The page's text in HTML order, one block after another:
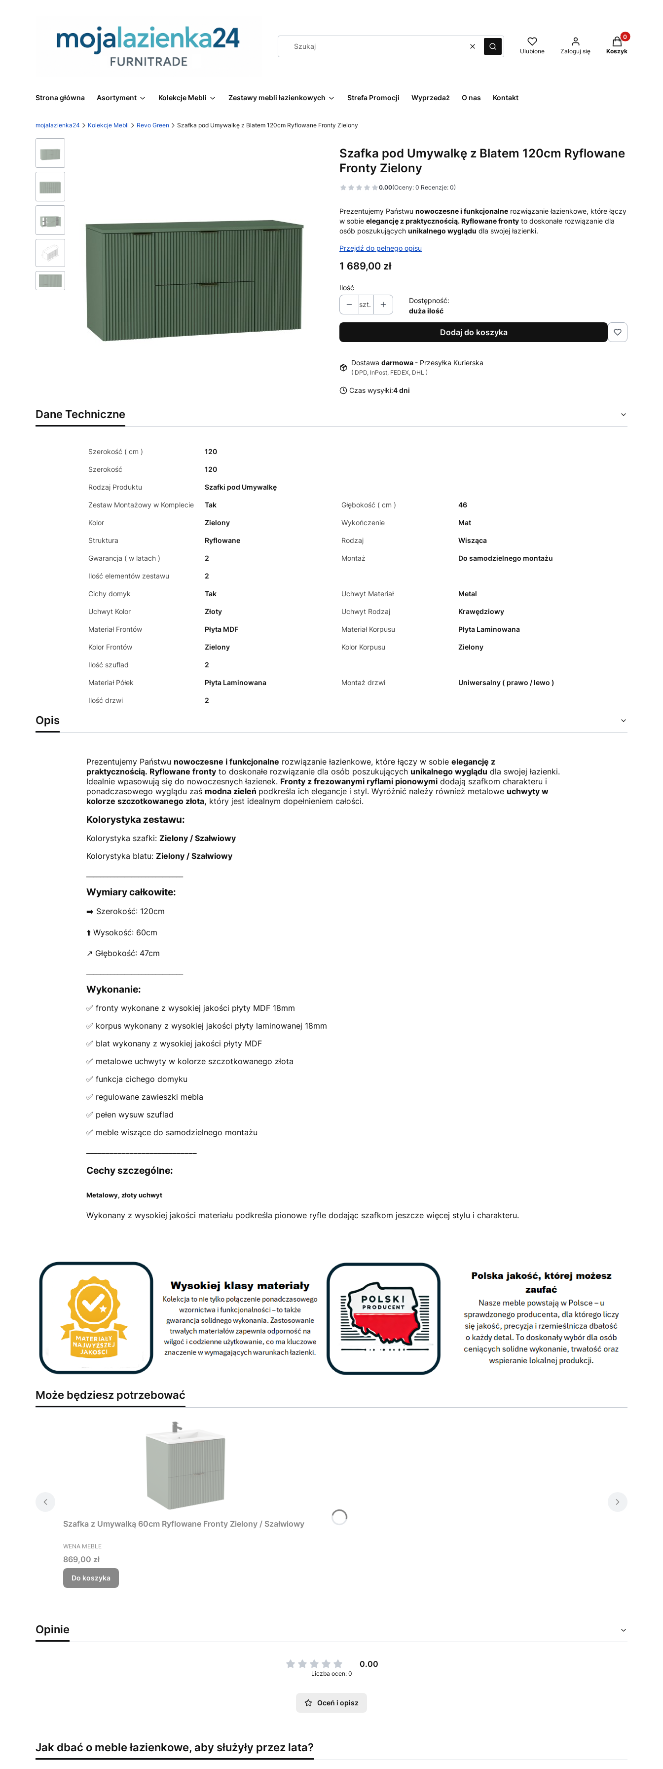
WyczyśćSzukaj Ulubione Zaloguj się
Produkty w
Koszyk
Strona główna Asortyment Kolekcje Mebli Zestawy mebli łazienkowych Strefa Promocji Wyprzedaż O nas Kontakt
mojalazienka24 Kolekcje Mebli Revo Green Szafka pod Umywalkę z Blatem 120cm Ryflowane Fronty Zielony
Szafka pod Umywalkę z Blatem 120cm Ryflowane
Fronty Zielony
0.00(Oceny: 0 Recenzje: 0)
Prezentujemy Państwu nowoczesne i funkcjonalne rozwiązanie łazienkowe, które łączy
w sobie elegancję z praktycznością.Ryflowane fronty to doskonałe rozwiązanie dla
osób poszukujących unikalnego wyglądu dla swojej łazienki.
Przejdź do pełnego opisu
Cena
1 689,00 zł
Ilość
szt.
Dostępność:
duża ilość
Dodaj do koszyka
Dostawa darmowa - Przesyłka Kurierska
( DPD, InPost, FEDEX, DHL )
Czas wysyłki:4 dni
Dane Techniczne
Szerokość ( cm ) 120
Szerokość 120
Rodzaj Produktu Szafki pod Umywalkę
Zestaw Montażowy w Komplecie Tak Głębokość ( cm ) 46
Kolor Zielony Wykończenie Mat
Struktura Ryflowane Rodzaj Wisząca
Gwarancja ( w latach ) 2 Montaż Do samodzielnego montażu
Ilość elementów zestawu 2
Cichy domyk Tak Uchwyt Materiał Metal
Uchwyt Kolor Złoty Uchwyt Rodzaj Krawędziowy
Materiał Frontów Płyta MDF Materiał Korpusu Płyta Laminowana
Kolor Frontów Zielony Kolor Korpusu Zielony
Ilość szuflad 2
Materiał Półek Płyta Laminowana Montaż drzwi Uniwersalny ( prawo / lewo )
Ilość drzwi 2
Opis
Prezentujemy Państwu nowoczesne i funkcjonalne rozwiązanie łazienkowe, które łączy w sobie elegancję z
praktycznością. Ryflowane frontyto doskonałe rozwiązanie dla osób poszukujących unikalnego wyglądu dla swojej łazienki.
Idealnie wpasowują się do nowoczesnych łazienek. Fronty z frezowanymi ryflami pionowymidodają szafkom charakteru i
ponadczasowego wyglądu zaś modna zieleń podkreśla ich elegancje i styl. Wyróżnić należy również metalowe uchwyty w
kolorze szczotkowanego złota, który jest idealnym dopełnieniem całości.
Kolorystyka zestawu:
Kolorystyka szafki: Zielony / Szałwiowy
Kolorystyka blatu: Zielony / Szałwiowy
Wymiary całkowite:
➡️ Szerokość: 120cm
⬆️ Wysokość: 60cm
↗️ Głębokość: 47cm
Wykonanie:
✅ fronty wykonane z wysokiej jakości płyty MDF 18mm
✅ korpus wykonany z wysokiej jakości płyty laminowanej 18mm
✅ blat wykonany z wysokiej jakości płyty MDF
✅ metalowe uchwyty w kolorze szczotkowanego złota
✅ funkcja cichego domyku
✅ regulowane zawieszki mebla
✅ pełen wysuw szuflad
✅ meble wiszące do samodzielnego montażu
Cechy szczególne:
Metalowy, złoty uchwyt
Wykonany z wysokiej jakości materiału podkreśla pionowe ryfle dodając szafkom jeszcze więcej stylu i charakteru.
Może będziesz potrzebować
Szafka z Umywalką 60cm Ryflowane Fronty Zielony / Szałwiowy
PRODUCENT
WENA MEBLE
Cena
869,00 zł
Do koszyka
Opinie
0.00
Liczba ocen: 0
Oceń i opisz
Jak dbać o meble łazienkowe, aby służyły przez lata?